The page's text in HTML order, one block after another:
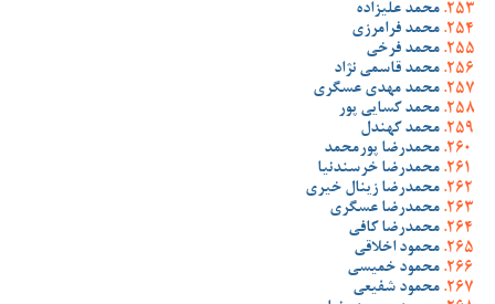
محمد علیزاده
محمد فرامرزی
محمد فرخی
محمد قاسمی نژاد
محمد مهدی عسگری
محمد کسایی پور
محمد کهندل
محمدرضا پورمحمد
محمدرضا خرسندنیا
محمدرضا زینال خیری
محمدرضا عسگری
محمدرضا کافی
محمود اخلاقی
محمود خمیسی
محمود شفیعی